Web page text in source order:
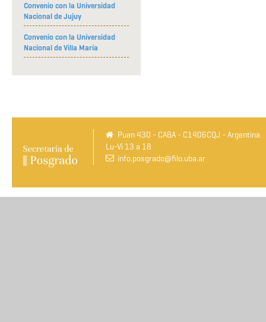
Convenio con la Universidad
Nacional de Jujuy
Convenio con la Universidad
Nacional de Villa María
Puan 430 - CABA - C1406CQJ - Argentina
Lu-Vi 13 a 18
info.posgrado@filo.uba.ar